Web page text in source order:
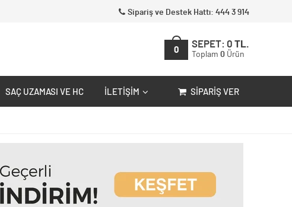
Sipariş ve Destek Hattı: 444 3 914
0
SEPET: 0 TL.
Toplam 0 Ürün
SAÇ UZAMASI VE HC İLETIŞIM SIPARIŞ VER